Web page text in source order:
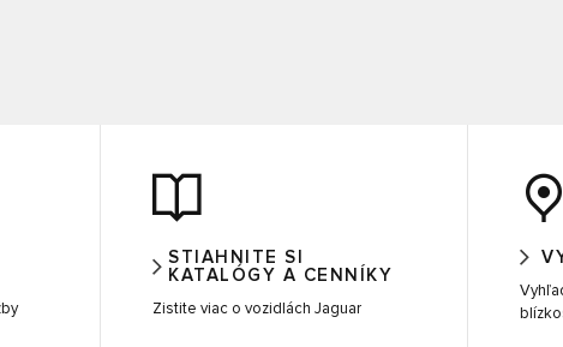
STIAHNITE SI
KATALÓGY A CENNÍKY
Zistite viac o vozidlách Jaguar